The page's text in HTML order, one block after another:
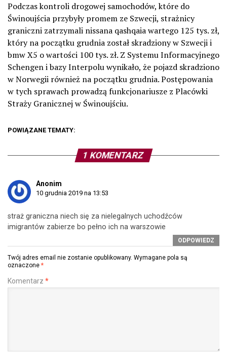
Podczas kontroli drogowej samochodów, które do
Świnoujścia przybyły promem ze Szwecji, strażnicy
graniczni zatrzymali nissana qashqaia wartego 125 tys. zł,
który na początku grudnia został skradziony w Szwecji i
bmw X5 o wartości 100 tys. zł. Z Systemu Informacyjnego
Schengen i bazy Interpolu wynikało, że pojazd skradziono
w Norwegii również na początku grudnia. Postępowania
w tych sprawach prowadzą funkcjonariusze z Placówki
Straży Granicznej w Świnoujściu.
POWIĄZANE TEMATY:
1 KOMENTARZ
Anonim
10 grudnia 2019 na 13:53
straż graniczna niech się za nielegalnych uchodźców
imigrantów zabierze bo pełno ich na warszowie
ODPOWIEDZ
Twój adres email nie zostanie opublikowany. Wymagane pola są
oznaczone *
Komentarz *